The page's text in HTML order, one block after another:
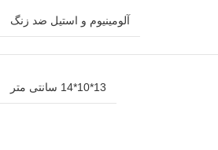
آلومینیوم و استیل ضد زنگ
13*10*14 سانتی متر